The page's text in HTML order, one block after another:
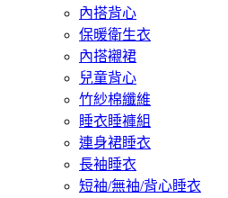
內搭背心
保暖衛生衣
內搭襯裙
兒童背心
竹紗棉纖維
睡衣睡褲組
連身裙睡衣
長袖睡衣
短袖/無袖/背心睡衣